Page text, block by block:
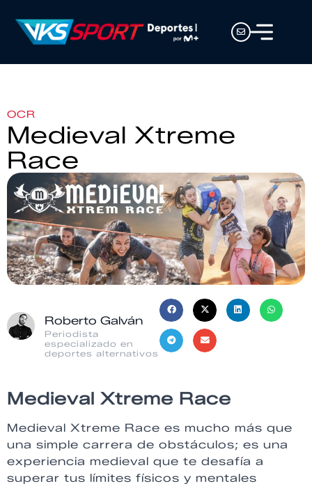
OCR
Medieval Xtreme
Race
Roberto Galván
Periodista
especializado en
deportes alternativos
Medieval Xtreme Race
Medieval Xtreme Race es mucho más que
una simple carrera de obstáculos; es una
experiencia medieval que te desafía a
superar tus límites físicos y mentales